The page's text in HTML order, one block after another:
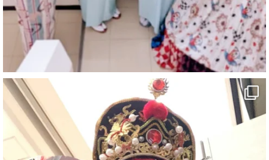
#企業公式がお疲れ様を言い合う
#旅行好きな人と繋がりたい
#一人旅
#女性マジシャン
#出張マジック
#マジシャン派遣
#イリュージョン
#和歌山県
#白浜町
#変面ショー